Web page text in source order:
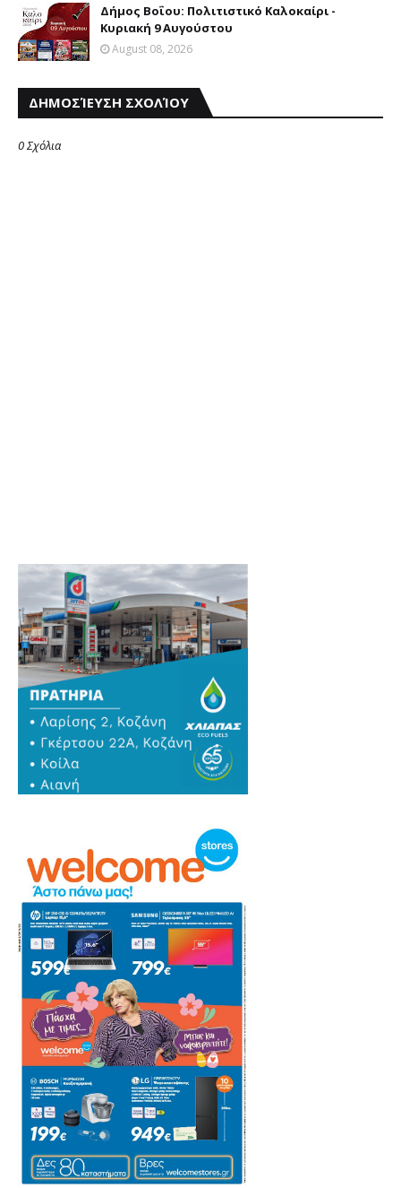
Δήμος Βοΐου: Πολιτιστικό Καλοκαίρι -
Κυριακή 9 Αυγούστου
August 08, 2026
ΔΗΜΟΣΊΕΥΣΗ ΣΧΟΛΊΟΥ
0 Σχόλια